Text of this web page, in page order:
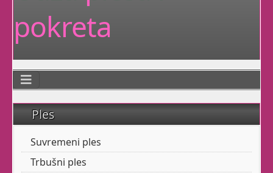
Tribal Fusion
dodate elemente plesova
Fusion.
Mističniji, s naglašenom
pokreta
Ples
Suvremeni ples
Trbušni ples